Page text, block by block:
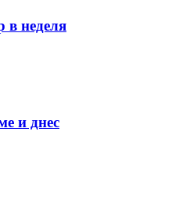
в неделя
и днес